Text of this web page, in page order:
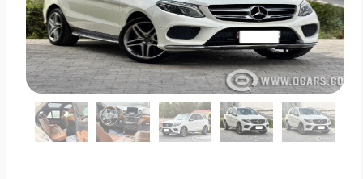
تسجيل
الدخول
English
مستثمري